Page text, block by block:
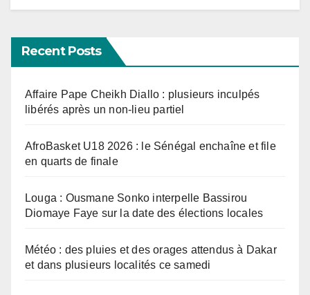
Recent Posts
Affaire Pape Cheikh Diallo : plusieurs inculpés
libérés après un non-lieu partiel
AfroBasket U18 2026 : le Sénégal enchaîne et file
en quarts de finale
Louga : Ousmane Sonko interpelle Bassirou
Diomaye Faye sur la date des élections locales
Météo : des pluies et des orages attendus à Dakar
et dans plusieurs localités ce samedi